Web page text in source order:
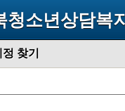
청소년상담복
찾기